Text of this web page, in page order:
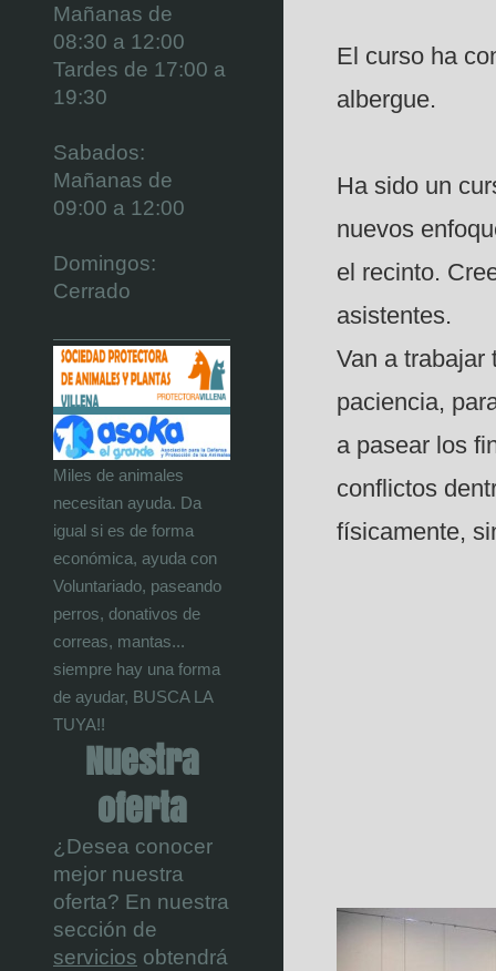
El curso ha
albergue.
Ha sido un
nuevos
el recinto.
asistentes.
Van a trabajar
paciencia,
a pasear los
conflictos
físicamente,
Mañanas de
08:30 a 12:00
Tardes de 17:00 a
19:30
Sabados:
Mañanas de
09:00 a 12:00
Domingos:
Cerrado
Miles de animales
necesitan ayuda. Da
igual si es de forma
económica, ayuda con
Voluntariado, paseando
perros, donativos de
correas, mantas...
siempre hay una forma
de ayudar, BUSCA LA
TUYA!!
Nuestra
oferta
¿Desea conocer
mejor nuestra
oferta? En nuestra
sección de
servicios obtendrá